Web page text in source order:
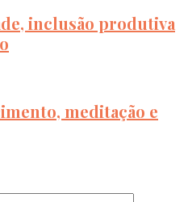
inclusão produtiva
meditação e